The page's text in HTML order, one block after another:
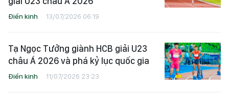
Điền kinh 13/07/2026 06:19
Tạ Ngọc Tưởng giành HCB giải U23
châu Á 2026 và phá kỷ lục quốc gia
Điền kinh 11/07/2026 23:23